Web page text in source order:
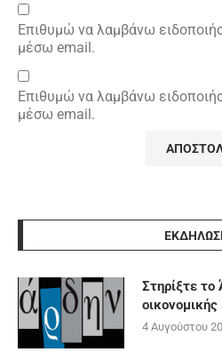
Επιθυμώ να λαμβάνω
μέσω email.
Επιθυμώ να λαμβάνω
μέσω email.
Στηρίξτε το
4 Αυγούστου